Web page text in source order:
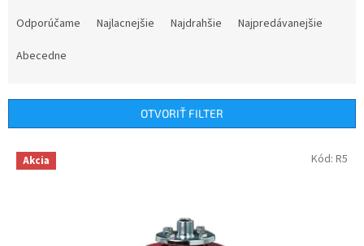
p
Odporúčame Najlacnejšie Najdrahšie
Najpredávanejšie
Abecedne
OTVORIŤ FILTER
V Akcia Kód: R5